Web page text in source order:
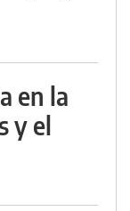
en la
y el